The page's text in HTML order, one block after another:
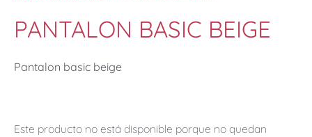
PANTALON BASIC BEIGE
Pantalon basic beige
Este producto no está disponible porque no quedan